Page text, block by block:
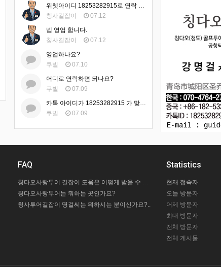
위쳇아이디 18253282915로 연락 하시면 됩니다.
칭사길잡이
07.12
넵 영업 합니다.
칭사길잡이
07.12
영업하나요?
쿠빌
07.10
어디로 연락하면 되나요?
쿠빌
07.09
카톡 아이디가 18253282915 가 맞나요?
쿠빌
07.09
FAQ
칭다오사랑투어 길잡이 도움은 어떻게 받을 수 있을까요?
칭다오사랑투어는 뭐하는 곳인가요?
칭사투어길잡이 명걸씨는 뭐하시는 분이신가요?..
Statistics
현재 접속자
오늘 방문자
어제 방문자
최대 방문자
전체 방문자
전체 게시물